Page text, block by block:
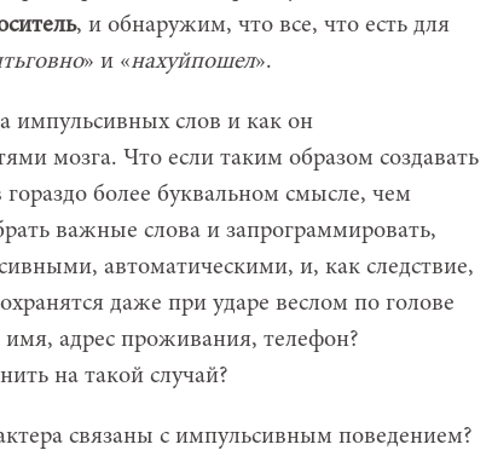
, и обнаружим, что все, что есть для
» и «нахуйпошел».
импульсивных слов и как он
мозга. Что если таким образом создавать
более буквальном смысле, чем
важные слова и запрограммировать,
автоматическими, и, как следствие,
даже при ударе веслом по голове
адрес проживания, телефон?
на такой случай?
связаны с импульсивным поведением?